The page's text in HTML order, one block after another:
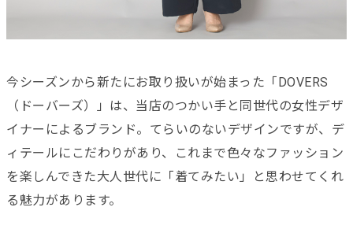
今シーズンから新たにお取り扱いが始まった「DOVERS
（ドーバーズ）」は、当店のつかい手と同世代の女性デザ
イナーによるブランド。てらいのないデザインですが、デ
ィテールにこだわりがあり、これまで色々なファッション
を楽しんできた大人世代に「着てみたい」と思わせてくれ
る魅力があります。